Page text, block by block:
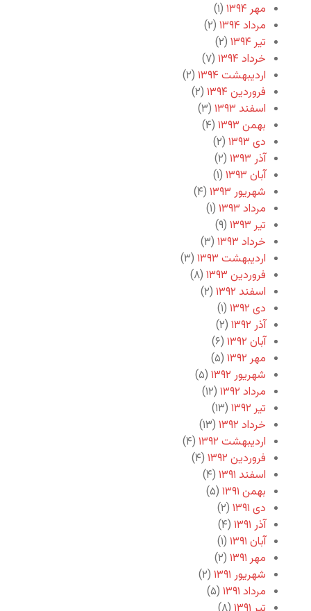
مهر ۱۳۹۴
(۱)
مرداد ۱۳۹۴
(۲)
تیر ۱۳۹۴
(۲)
خرداد ۱۳۹۴
(۷)
اردیبهشت ۱۳۹۴
(۲)
فروردین ۱۳۹۴
(۲)
اسفند ۱۳۹۳
(۳)
بهمن ۱۳۹۳
(۴)
دی ۱۳۹۳
(۲)
آذر ۱۳۹۳
(۲)
آبان ۱۳۹۳
(۱)
شهریور ۱۳۹۳
(۴)
مرداد ۱۳۹۳
(۱)
تیر ۱۳۹۳
(۹)
خرداد ۱۳۹۳
(۳)
اردیبهشت ۱۳۹۳
(۳)
فروردین ۱۳۹۳
(۸)
اسفند ۱۳۹۲
(۲)
دی ۱۳۹۲
(۱)
آذر ۱۳۹۲
(۲)
آبان ۱۳۹۲
(۶)
مهر ۱۳۹۲
(۵)
شهریور ۱۳۹۲
(۵)
مرداد ۱۳۹۲
(۱۲)
تیر ۱۳۹۲
(۱۳)
خرداد ۱۳۹۲
(۱۳)
اردیبهشت ۱۳۹۲
(۴)
فروردین ۱۳۹۲
(۴)
اسفند ۱۳۹۱
(۴)
بهمن ۱۳۹۱
(۵)
دی ۱۳۹۱
(۲)
آذر ۱۳۹۱
(۴)
آبان ۱۳۹۱
(۱)
مهر ۱۳۹۱
(۲)
شهریور ۱۳۹۱
(۲)
مرداد ۱۳۹۱
(۵)